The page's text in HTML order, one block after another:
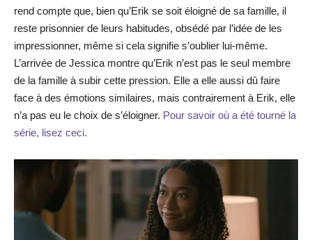
rend compte que, bien qu’Erik se soit éloigné de sa famille, il
reste prisonnier de leurs habitudes, obsédé par l’idée de les
impressionner, même si cela signifie s’oublier lui-même.
L’arrivée de Jessica montre qu’Erik n’est pas le seul membre
de la famille à subir cette pression. Elle a elle aussi dû faire
face à des émotions similaires, mais contrairement à Erik, elle
n’a pas eu le choix de s’éloigner. Pour savoir où a été tourné la
série, lisez ceci.